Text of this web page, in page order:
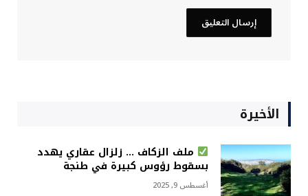
الأخيرة
ملف الزكاف … زلزال عقاري يهدد
بسقوط رؤوس كبيرة في طنجة
أغسطس 9, 2025